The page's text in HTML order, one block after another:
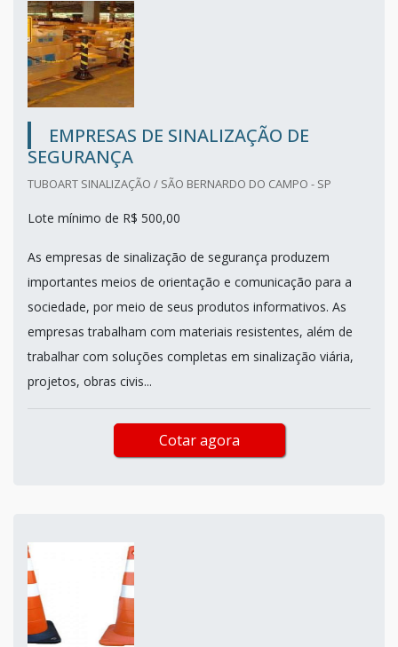
EMPRESAS DE SINALIZAÇÃO DE
SEGURANÇA
TUBOART SINALIZAÇÃO / SÃO BERNARDO DO CAMPO - SP
Lote mínimo de R$ 500,00
As empresas de sinalização de segurança produzem
importantes meios de orientação e comunicação para a
sociedade, por meio de seus produtos informativos. As
empresas trabalham com materiais resistentes, além de
trabalhar com soluções completas em sinalização viária,
projetos, obras civis...
Cotar agora